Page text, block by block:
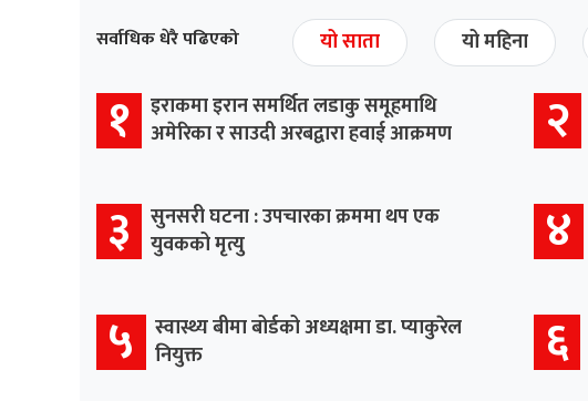
सर्वाधिक धेरै पढिएको यो साता यो महिना
१
इराकमा इरान समर्थित लडाकु समूहमाथि
अमेरिका र साउदी अरबद्वारा हवाई आक्रमण
२
३
सुनसरी घटना : उपचारका क्रममा थप एक
युवकको मृत्यु
४
५
स्वास्थ्य बीमा बोर्डको अध्यक्षमा डा. प्याकुरेल
नियुक्त
६